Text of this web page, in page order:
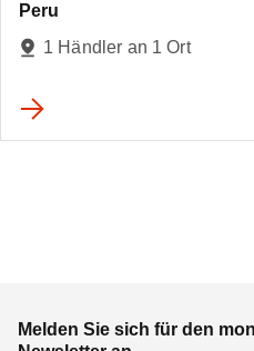
Peru
1 Händler an 1 Ort
Melden Sie sich für den